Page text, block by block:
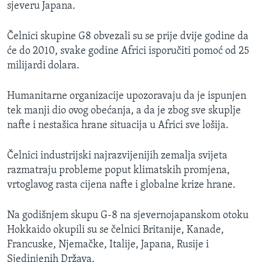
MAGAZIN
O GLASU AMERIKE
Learning English
PRATITE NAS
Jezici
sjeveru Japana.
Čelnici skupine G8 obvezali su se prije dvije godine da
će do 2010, svake godine Africi isporučiti pomoć od 25
milijardi dolara.
Humanitarne organizacije upozoravaju da je ispunjen
tek manji dio ovog obećanja, a da je zbog sve skuplje
nafte i nestašica hrane situacija u Africi sve lošija.
Čelnici industrijski najrazvijenijih zemalja svijeta
razmatraju probleme poput klimatskih promjena,
vrtoglavog rasta cijena nafte i globalne krize hrane.
Na godišnjem skupu G-8 na sjevernojapanskom otoku
Hokkaido okupili su se čelnici Britanije, Kanade,
Francuske, Njemačke, Italije, Japana, Rusije i
Sjedinjenih Država.